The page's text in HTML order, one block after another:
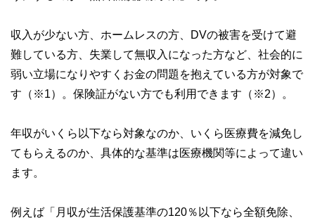
収入が少ない方、ホームレスの方、DVの被害を受けて避
難している方、失業して無収入になった方など、社会的に
弱い立場になりやすくお金の問題を抱えている方が対象で
す（※1）。保険証がない方でも利用できます（※2）。
年収がいくら以下なら対象なのか、いくら医療費を減免し
てもらえるのか、具体的な基準は医療機関等によって違い
ます。
例えば「月収が生活保護基準の120％以下なら全額免除、